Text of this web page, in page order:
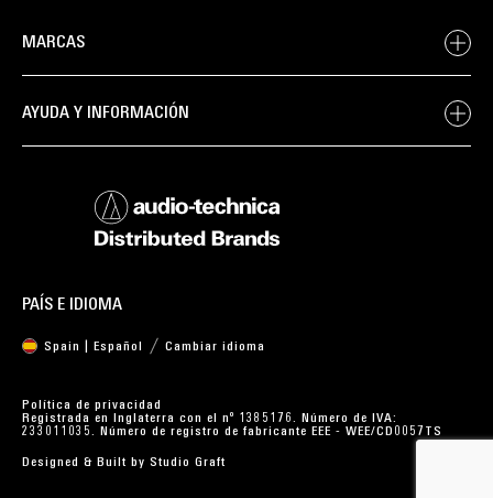
MARCAS
AYUDA Y INFORMACIÓN
PAÍS E IDIOMA
Spain | Español Cambiar idioma
Política de privacidad
Registrada en Inglaterra con el nº 1385176. Número de IVA:
233011035. Número de registro de fabricante EEE - WEE/CD0057TS
Designed & Built by Studio Graft